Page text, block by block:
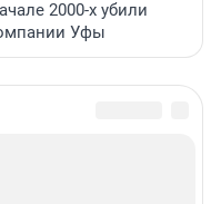
2000-х убили
Уфы